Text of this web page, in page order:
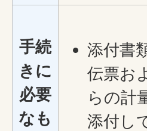
手続
きに
必要
なも
添付書
伝票お
らの計
添付し